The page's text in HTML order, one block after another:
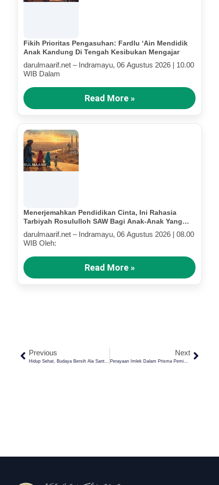
Fikih Prioritas Pengasuhan: Fardlu ‘Ain Mendidik
Anak Kandung Di Tengah Kesibukan Mengajar
darulmaarif.net – Indramayu, 06 Agustus 2026 | 10.00
WIB Dalam
Read More »
Menerjemahkan Pendidikan Cinta, Ini Rahasia
Tarbiyah Rosululloh SAW Bagi Anak-Anak Yang
Terluka (Bagian IV)
darulmaarif.net – Indramayu, 06 Agustus 2026 | 08.00
WIB Oleh:
Read More »
Previous Next
Perayaan Imlek Dalam Prisma Pemikiran Gus Dur